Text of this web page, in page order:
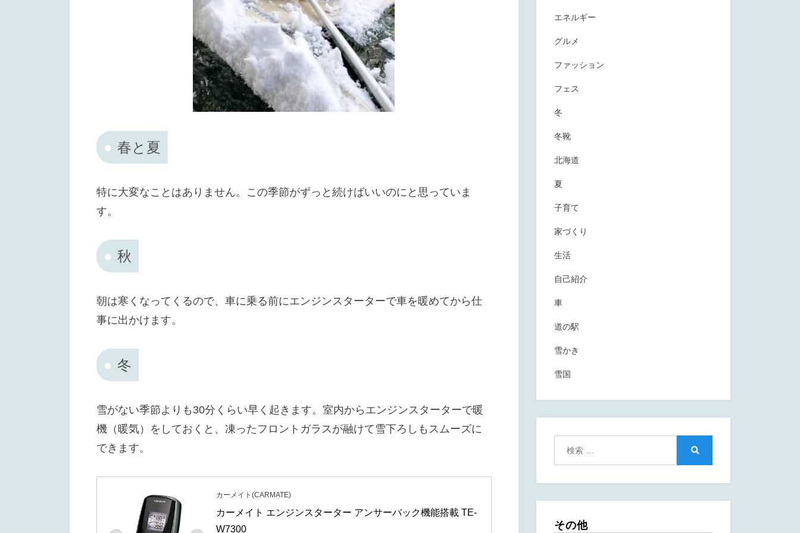
春と夏
特に大変なことはありません。この季節がずっと続けばいいのにと思っていま
す。
秋
朝は寒くなってくるので、車に乗る前にエンジンスターターで車を暖めてから仕
事に出かけます。
冬
雪がない季節よりも30分くらい早く起きます。室内からエンジンスターターで暖
機（暖気）をしておくと、凍ったフロントガラスが融けて雪下ろしもスムーズに
できます。
カーメイト(CARMATE)
カーメイト エンジンスターター アンサーバック機能搭載 TE-
W7300
エネルギー
グルメ
ファッション
フェス
冬
冬靴
北海道
夏
子育て
家づくり
生活
自己紹介
車
道の駅
雪かき
雪国
その他